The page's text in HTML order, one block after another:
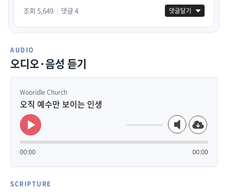
조회 5,649 | 댓글 4 댓글달기
AUDIO
오디오·음성 듣기
Wooridle Church
오직 예수만 보이는 인생
다운로드
Audio
Player
00:00 00:00
Use
SCRIPTURE